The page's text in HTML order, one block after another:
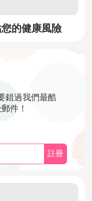
的健康風險
錯過我們最酷
件！
註冊